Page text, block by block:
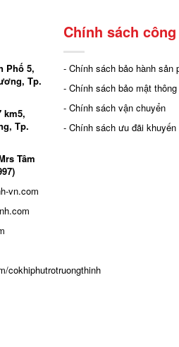
Phố 5,
Tp.
km5,
Tp.
Tâm
vn.com
cokhiphutrotruongthinh
Chính sách
- Chính sách bảo hành sản
- Chính sách bảo mật
- Chính sách vận chuyển
- Chính sách ưu đãi khuyến